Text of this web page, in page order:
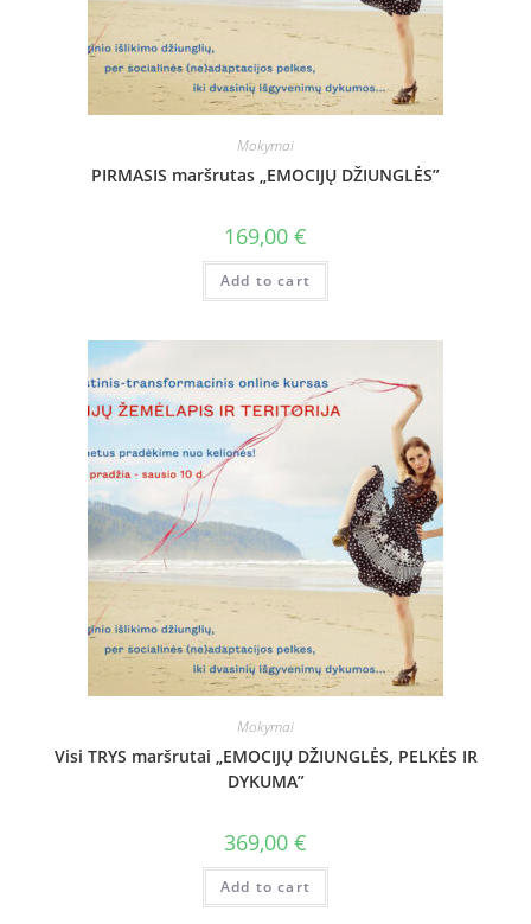
Mokymai
PIRMASIS maršrutas „EMOCIJŲ DŽIUNGLĖS”
169,00 €
Add to cart
Mokymai
Visi TRYS maršrutai „EMOCIJŲ DŽIUNGLĖS, PELKĖS IR
DYKUMA”
369,00 €
Add to cart